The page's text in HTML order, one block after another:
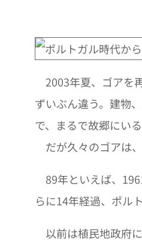
2003年夏、ゴアを
ずいぶん違う。建物
で、まるで故郷にい
だが久々のゴアは
89年といえば、
らに14年経過、ポル
以前は植民地政府